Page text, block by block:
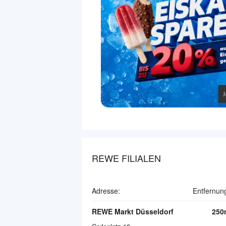
REWE FILIALEN
Adresse:
REWE Markt Düsseldorf